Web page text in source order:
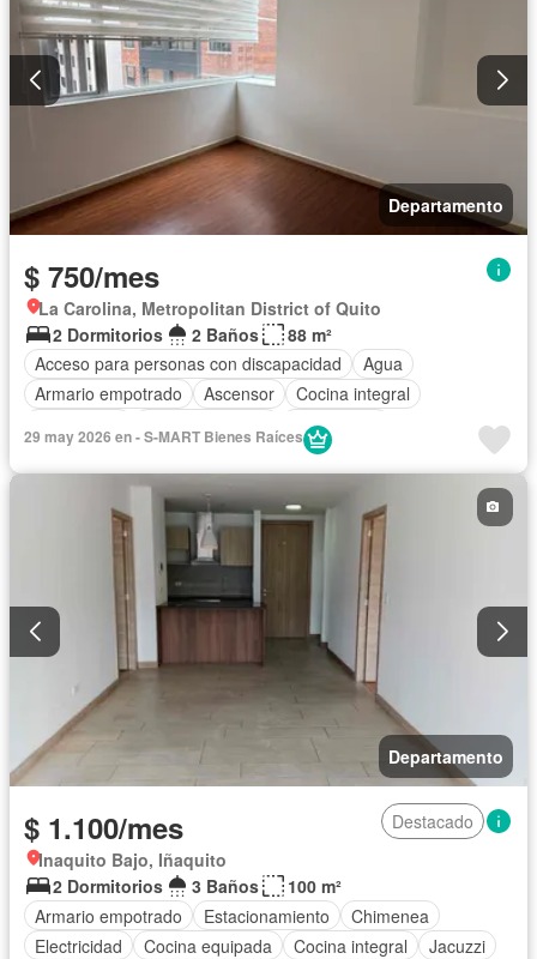
Departamento
$ 750/mes
La Carolina, Metropolitan District of Quito
2 Dormitorios
2 Baños
88 m²
Acceso para personas con discapacidad
Agua
Armario empotrado
Ascensor
Cocina integral
Gas natural
Garita de guardianía
29 may 2026 en - S-MART Bienes Raíces
Departamento
$ 1.100/mes
Destacado
Inaquito Bajo, Iñaquito
2 Dormitorios
3 Baños
100 m²
Armario empotrado
Estacionamiento
Chimenea
Electricidad
Cocina equipada Cocina integral
Jacuzzi